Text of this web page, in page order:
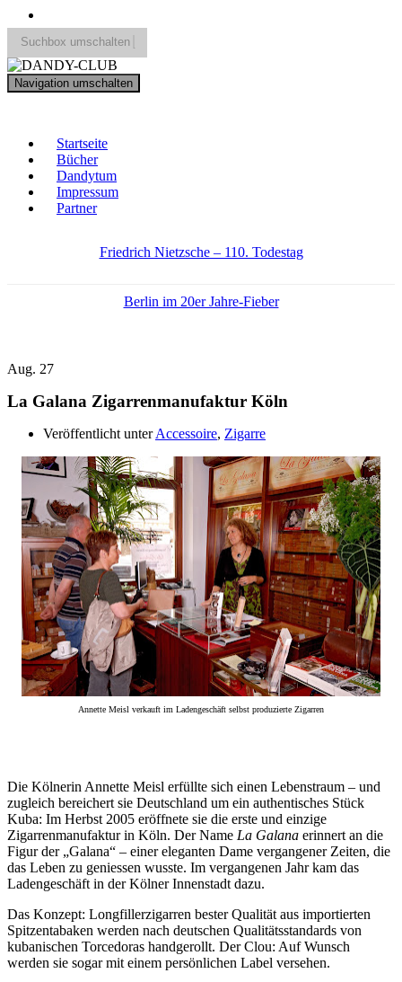
Suchbox umschalten
Search
for:
Navigation umschalten
Startseite
Bücher
Dandytum
Impressum
Partner
Friedrich Nietzsche – 110. Todestag
Berlin im 20er Jahre-Fieber
Aug. 27
La Galana Zigarrenmanufaktur Köln
Veröffentlicht unterAccessoire, Zigarre
Annette Meisl verkauft im Ladengeschäft selbst produzierte Zigarren
Die Kölnerin Annette Meisl erfüllte sich einen Lebenstraum – und
zugleich bereichert sie Deutschland um ein authentisches Stück
Kuba: Im Herbst 2005 eröffnete sie die erste und einzige
Zigarrenmanufaktur in Köln. Der Name La Galana erinnert an die
Figur der „Galana“ – einer eleganten Dame vergangener Zeiten, die
das Leben zu geniessen wusste. Im vergangenen Jahr kam das
Ladengeschäft in der Kölner Innenstadt dazu.
Das Konzept: Longfillerzigarren bester Qualität aus importierten
Spitzentabaken werden nach deutschen Qualitätsstandards von
kubanischen Torcedoras handgerollt. Der Clou: Auf Wunsch
werden sie sogar mit einem persönlichen Label versehen.